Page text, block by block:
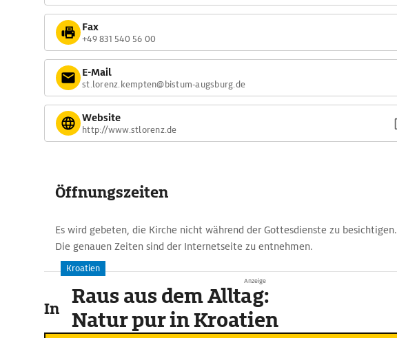
Fax
+49 831 540 56 00
E-Mail
st.lorenz.kempten@bistum-augsburg.de
Website
http://www.stlorenz.de
Öffnungszeiten
Es wird gebeten, die Kirche nicht während der Gottesdienste zu besichtigen.
Die genauen Zeiten sind der Internetseite zu entnehmen.
In der Umgebung
Anzeige
Kroatien
Raus aus dem Alltag:
Natur pur in Kroatien